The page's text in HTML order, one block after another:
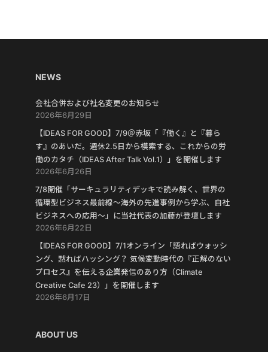
NEWS
会社合併および社名変更のお知らせ
2026年6月29日
【IDEAS FOR GOOD】7/9＠赤坂「『働く』と『暮ら
す』のあいだ。週休2.5日から模索する、これからの労
働のカタチ（IDEAS After Talk Vol.1）」を開催します
2026年6月26日
7/8開催「サーキュラリティデッキで読み解く、世界の
循環型ビジネス最前線〜海外の先進事例から学ぶ、自社
ビジネスへの応用〜」に当社代表の加藤が登壇します
2026年6月22日
【IDEAS FOR GOOD】7/1オンライン「語ればウォッシ
ング、黙ればハッシング？ 気候変動時代の『正解のない
プロセス』を伝える企業発信のあり方（Climate
Creative Cafe 23）」を開催します
2026年6月17日
ABOUT US